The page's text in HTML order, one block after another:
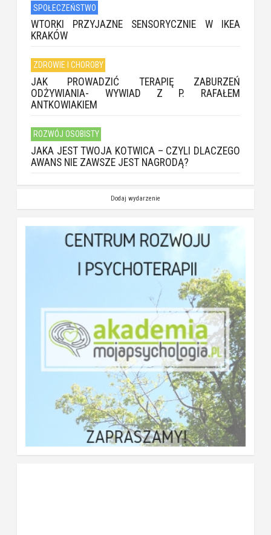
SPOŁECZEŃSTWO
WTORKI PRZYJAZNE SENSORYCZNIE W IKEA
KRAKÓW
ZDROWIE I CHOROBY
JAK PROWADZIĆ TERAPIĘ ZABURZEŃ
ODŻYWIANIA- WYWIAD Z P. RAFAŁEM
ANTKOWIAKIEM
ROZWÓJ OSOBISTY
JAKA JEST TWOJA KOTWICA – CZYLI DLACZEGO
AWANS NIE ZAWSZE JEST NAGRODĄ?
Dodaj wydarzenie